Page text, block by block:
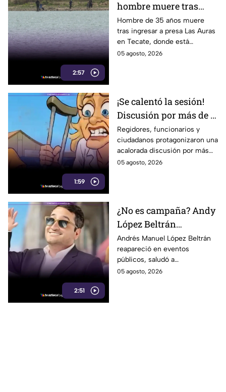
2:57
hombre muere tras
ingresar a nadar a la
presa Las Auras, donde
está prohibido hacerlo
Hombre de 35 años muere
tras ingresar a presa Las Auras
en Tecate, donde está
prohibido nadar por seguridad.
05 agosto, 2026
1:59
¡Se calentó la sesión!
Discusión por más de 7
millones de pesos
desata caos en San
Quintín
Regidores, funcionarios y
ciudadanos protagonizaron una
acalorada discusión por más
de 7 millones de pesos
05 agosto, 2026
2:51
¿No es campaña? Andy
López Beltrán
reaparece entre
saludos, selfies y
recorridos públicos
Andrés Manuel López Beltrán
reapareció en eventos
públicos, saludó a
simpatizantes y compartió
05 agosto, 2026